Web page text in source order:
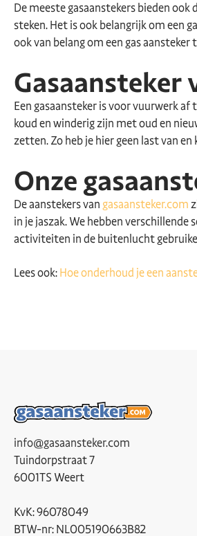
De meeste gasaanstekers bieden
steken. Het is ook belangrijk om een
ook van belang om een gas
Een gasaansteker is voor vuurwerk
koud en winderig zijn met oud en
zetten. Zo heb je hier geen last van
Onze
De aanstekers van gasaansteker.com
in je jaszak. We hebben
activiteiten in de buitenlucht
Lees ook:Hoe onderhoud je een
info@gasaansteker.com
Tuindorpstraat 7
6001TS Weert
KvK: 96078049
BTW-nr: NL005190663B82